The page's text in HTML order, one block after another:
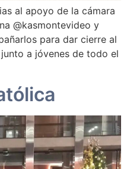
al apoyo de la cámara
@kasmontevideo y
para dar cierre al
a jóvenes de todo el